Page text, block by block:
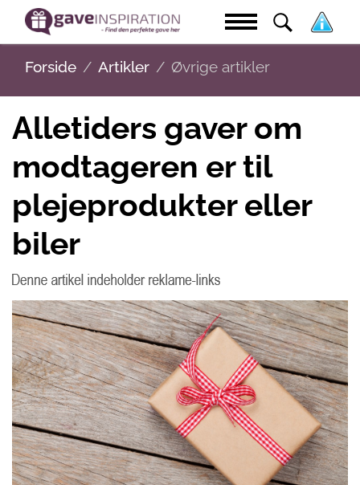
Forside Artikler Øvrige artikler
Alletiders gaver om
modtageren er til
plejeprodukter eller
biler